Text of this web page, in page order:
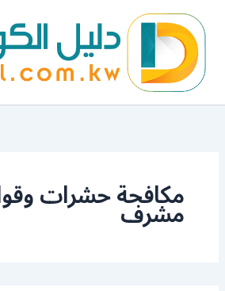
المحتوى
مكافحة حشرات
مشرف
عن: